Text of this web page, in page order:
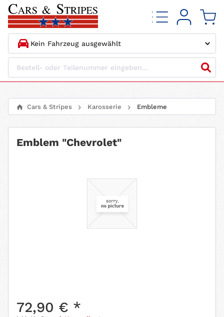
1. HERSTELLER
4. MOTORTYP
Cars & Stripes Karosserie Embleme
Emblem "Chevrolet"
72,90 € *